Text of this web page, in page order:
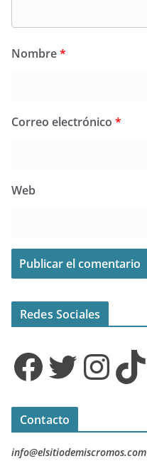
Nombre*
Correo electrónico *
Web
Redes Sociales
Facebook Twitter InstagramTikTok
Contacto
info@elsitiodemiscromos.com